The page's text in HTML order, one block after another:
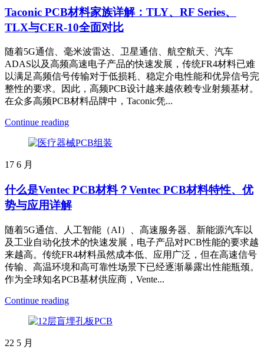
Taconic PCB材料家族详解：TLY、RF Series、
TLX与CER-10全面对比
随着5G通信、毫米波雷达、卫星通信、航空航天、汽车
ADAS以及高频高速电子产品的快速发展，传统FR4材料已难
以满足高频信号传输对于低损耗、稳定介电性能和优异信号完
整性的要求。因此，高频PCB设计越来越依赖专业射频基材。
在众多高频PCB材料品牌中，Taconic凭...
Continue reading
17 6 月
什么是Ventec PCB材料？Ventec PCB材料特性、优
势与应用详解
随着5G通信、人工智能（AI）、高速服务器、新能源汽车以
及工业自动化技术的快速发展，电子产品对PCB性能的要求越
来越高。传统FR4材料虽然成本低、应用广泛，但在高速信号
传输、高温环境和高可靠性场景下已经逐渐暴露出性能瓶颈。
作为全球知名PCB基材供应商，Vente...
Continue reading
22 5 月